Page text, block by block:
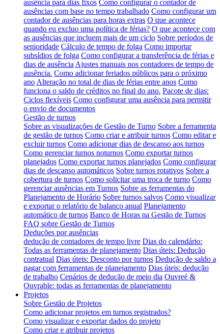
ausência para dias fixos Como configurar o contador de
ausências com base no tempo trabalhado Como configurar um
contador de ausências para horas extras O que acontece
quando eu excluo uma política de férias? O que acontece com
as ausências que incluem mais de um ciclo Sobre períodos de
senioridade Cálculo de tempo de folga Como importar
subsídios de folga Como configurar a transferência de férias e
dias de ausência Ajustes manuais nos contadores de tempo de
ausência. Como adicionar feriados públicos para o próximo
ano Alteração no total de dias de férias entre anos Como
funciona o saldo de créditos no final do ano. Pacote de dias:
Ciclos flexíveis Como configurar uma ausência para permitir
o envio de documentos
Gestão de turnos
Sobre as visualizações de Gestão de Turno Sobre a ferramenta
de gestão de turnos Como criar e atribuir turnos Como editar e
excluir turnos Como adicionar dias de descanso aos turnos
Como gerenciar turnos noturnos Como exportar turnos
planejados Como exportar turnos planejados Como configurar
dias de descanso automáticos Sobre turnos rotativos Sobre a
cobertura de turnos Como solicitar uma troca de turno Como
gerenciar ausências em Turnos Sobre as ferramentas do
Planejamento de Horário Sobre turnos salvos Como visualizar
e exportar o relatório de balanço anual Planejamento
automático de turnos Banco de Horas na Gestão de Turnos
FAQ sobre Gestão de Turnos
Deduções por ausências
dedução de contadores de tempo livre Dias do calendário:
Todas as ferramentas de planejamento Dias úteis: Dedução
contratual Dias úteis: Desconto por turnos Dedução de saldo a
pagar com ferramentas de planejamento Dias úteis: dedução
de trabalho Cenários de dedução de meio dia Ouvreé &
Ouvrable: todas as ferramentas de planejamento
Projetos
Sobre Gestão de Projetos
Como adicionar projetos em turnos registrados?
Como visualizar e exportar dados do projeto
Como criar e atribuir projetos